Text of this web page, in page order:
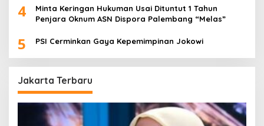
4
Minta Keringan Hukuman Usai Dituntut 1 Tahun
Penjara Oknum ASN Dispora Palembang “Melas”
5 PSI Cerminkan Gaya Kepemimpinan Jokowi
Jakarta Terbaru